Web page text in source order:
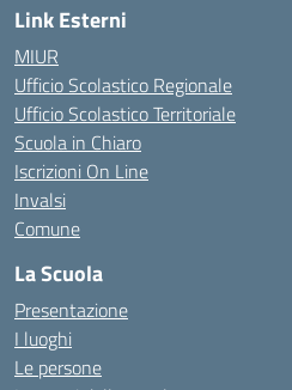
Link Esterni
MIUR
Ufficio Scolastico Regionale
Ufficio Scolastico Territoriale
Scuola in Chiaro
Iscrizioni On Line
Invalsi
Comune
La Scuola
Presentazione
I luoghi
Le persone